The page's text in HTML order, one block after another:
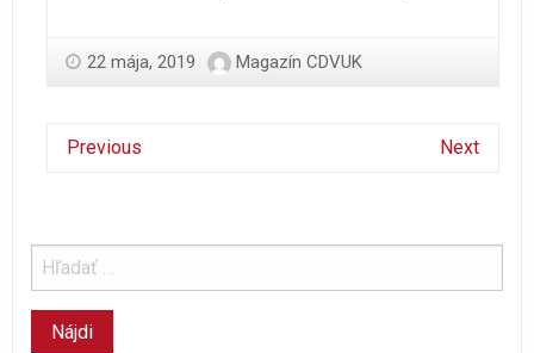
22 mája, 2019 Magazín CDVUK
Previous Next